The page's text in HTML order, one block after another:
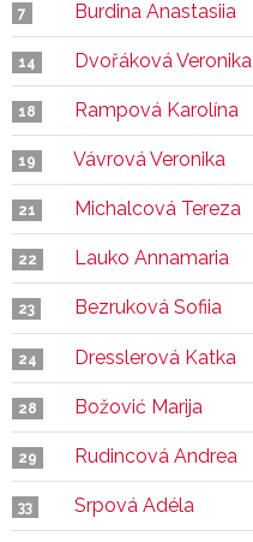
7 Burdina Anastasiia
14 Dvořáková Veronika
18 Rampová Karolína
19 Vávrová Veronika
21 Michalcová Tereza
22 Lauko Annamaria
23 Bezruková Sofiia
24 Dresslerová Katka
28 Božović Marija
29 Rudincová Andrea
33 Srpová Adéla